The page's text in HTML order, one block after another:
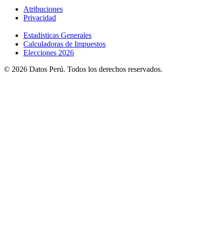
Atribuciones
Privacidad
Estadisticas Generales
Calculadoras de Impuestos
Elecciones 2026
© 2026 Datos Perú. Todos los derechos reservados.